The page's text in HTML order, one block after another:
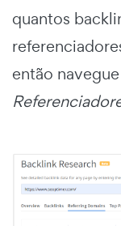
quantos
então